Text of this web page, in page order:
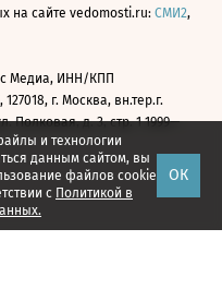
и технологии
данным сайтом, вы
файлов cookie
с Политикой в
ОК
на сайте vedomosti.ru: СМИ2,
Медиа, ИНН/КПП
127018, г. Москва, вн.тер.г.
Полковая, д. 3, стр. 1 1999—